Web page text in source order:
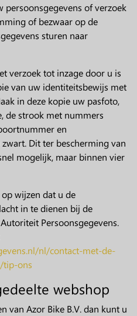
persoonsgegevens of verzoek
of bezwaar op de
sturen naar
verzoek tot inzage door u is
van uw identiteitsbewijs met
in deze kopie uw pasfoto,
de strook met nummers
en
Dit ter bescherming van
mogelijk, maar binnen vier
wijzen dat u de
in te dienen bij de
Persoonsgegevens.
nl/contact-met-de-
tip-ons
webshop
van Azor Bike B.V. dan kunt u